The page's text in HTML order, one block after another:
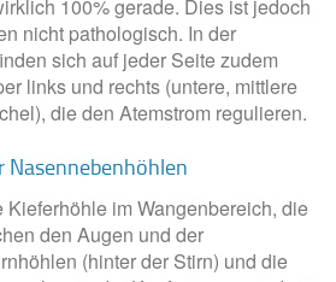
100% gerade. Dies ist jedoch
nicht pathologisch. In der
sich auf jeder Seite zudem
links und rechts (untere, mittlere
die den Atemstrom regulieren.
Nasennebenhöhlen
Kieferhöhle im Wangenbereich, die
den Augen und der
(hinter der Stirn) und die